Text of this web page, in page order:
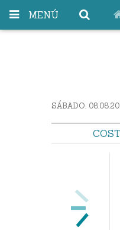
MENÚ
SÁBADO.